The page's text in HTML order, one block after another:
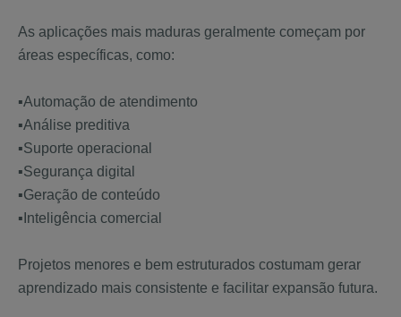
As aplicações mais maduras geralmente começam por
áreas específicas, como:
▪️Automação de atendimento
▪️Análise preditiva
▪️Suporte operacional
▪️Segurança digital
▪️Geração de conteúdo
▪️Inteligência comercial
Projetos menores e bem estruturados costumam gerar
aprendizado mais consistente e facilitar expansão futura.